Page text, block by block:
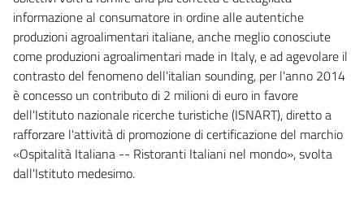
informazione al consumatore in ordine alle autentiche
produzioni agroalimentari italiane, anche meglio conosciute
come produzioni agroalimentari made in Italy, e ad agevolare il
contrasto del fenomeno dell'italian sounding, per l'anno 2014
è concesso un contributo di 2 milioni di euro in favore
dell'Istituto nazionale ricerche turistiche (ISNART), diretto a
rafforzare l'attività di promozione di certificazione del marchio
«Ospitalità Italiana -- Ristoranti Italiani nel mondo», svolta
dall'Istituto medesimo.